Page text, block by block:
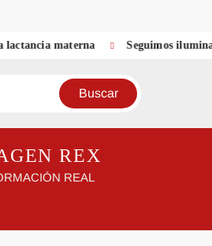
materna Seguimos
REX
REAL